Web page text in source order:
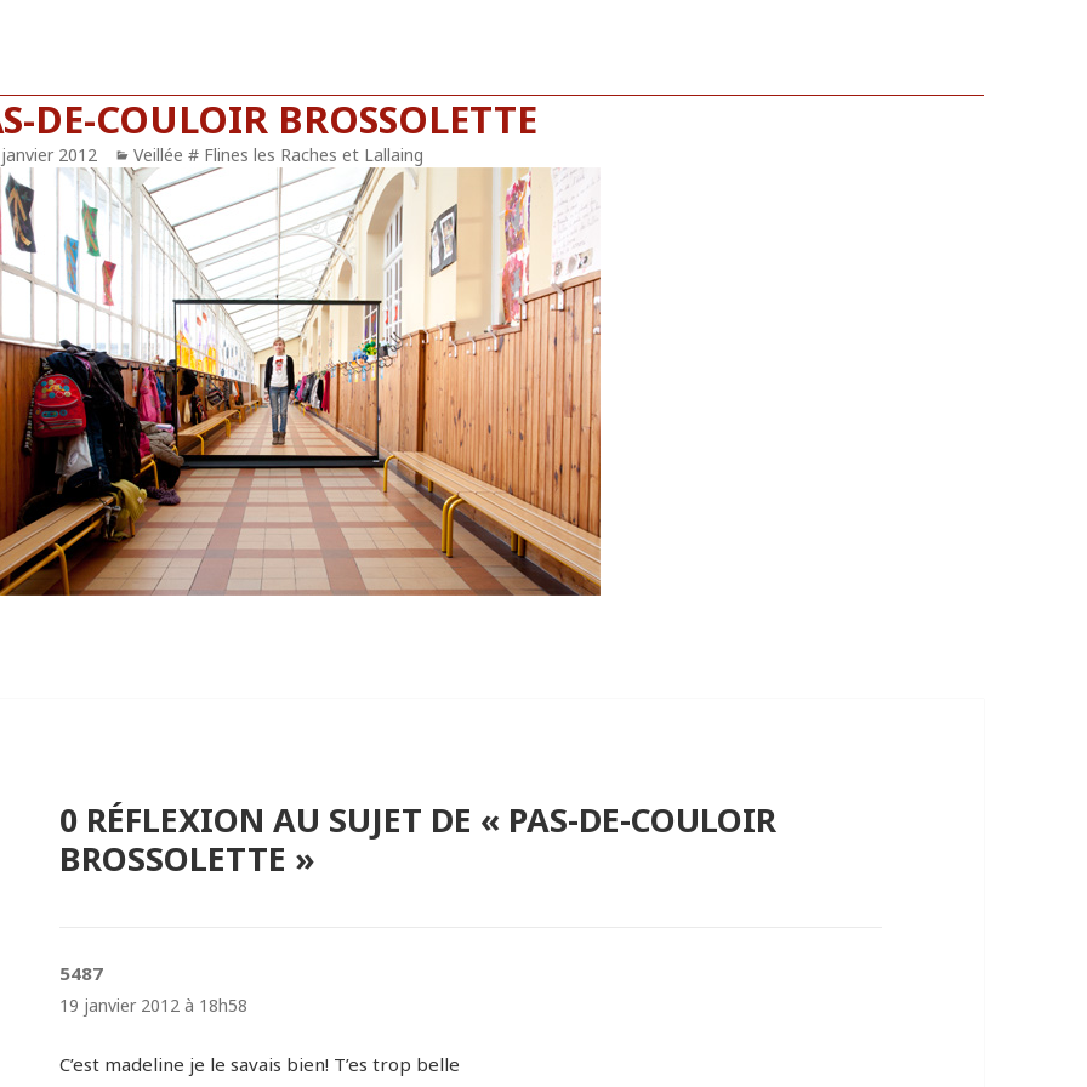
DE-COULOIR BROSSOLETTE
2012 Catégories
Veillée # Flines les Raches et Lallaing
0 RÉFLEXION AU SUJET DE « PAS-DE-COULOIR
BROSSOLETTE »
5487
19 janvier 2012 à 18h58
C’est madeline je le savais bien! T’es trop belle